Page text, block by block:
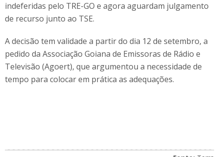
indeferidas pelo TRE-GO e agora aguardam julgamento
de recurso junto ao TSE.
A decisão tem validade a partir do dia 12 de setembro, a
pedido da Associação Goiana de Emissoras de Rádio e
Televisão (Agoert), que argumentou a necessidade de
tempo para colocar em prática as adequações.